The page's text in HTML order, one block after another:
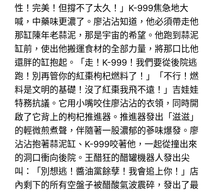
性！完美！但撐不了太久！」K-999焦急地大
喊，中藥味更濃了。廖沾沾知道，他必須帶走他
那缸陳年老蒜泥，那是宇宙的希望。他跑到蒜泥
缸前，使出他搬運食材的全部力量，將那口比他
還胖的缸抱起。「走！K-999！我們要從後院逃
跑！別再管你的紅棗枸杞燃料了！」「不行！燃
料是文明的基礎！沒了紅棗我飛不遠！」吉娃娃
特務抗議。它用小嘴咬住廖沾沾的衣領，同時開
啟了它背上的枸杞推進器。推進器發出「滋滋」
的輕微煎煮聲，伴隨著一股濃郁的蔘味爆發。廖
沾沾抱著蒜泥缸、K-999咬著他，一起從撞出來
的洞口衝向後院。王醋狂的醋罐機器人發出尖
叫：「別想逃！醬油黨餘孽！我會追上你！」店
內剩下的所有空盤子被醋酸氣波震碎，發出了最